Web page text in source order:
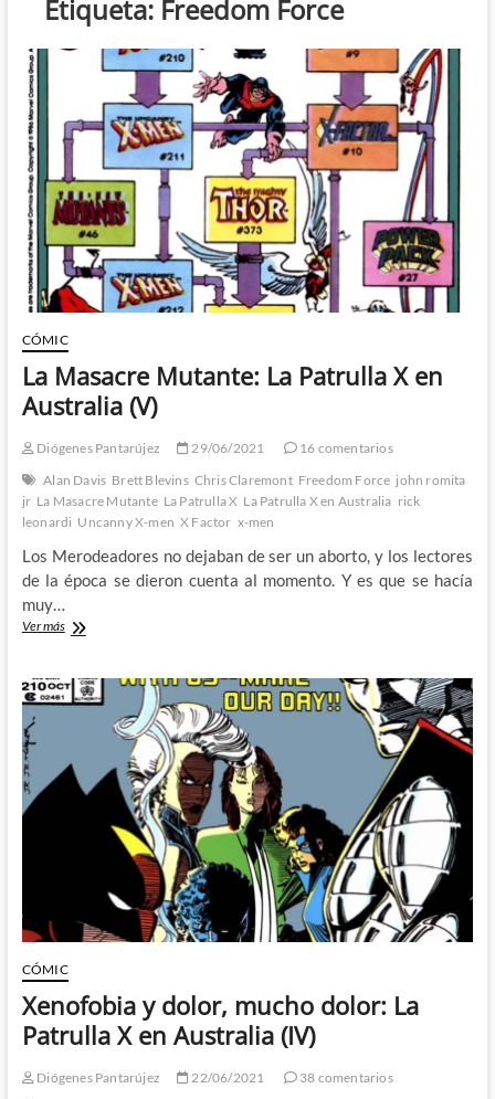
Etiqueta: Freedom Force
CÓMIC
La Masacre Mutante: La Patrulla X en
Australia (V)
Diógenes Pantarújez 29/06/2021
16 comentarios
Alan Davis Brett Blevins Chris Claremont Freedom Force john romita
jr La Masacre Mutante La Patrulla X La Patrulla X en Australia rick
leonardi Uncanny X-men X Factor x-men
Los Merodeadores no dejaban de ser un aborto, y los lectores
de la época se dieron cuenta al momento. Y es que se hacía
muy…
Ver másLa
La
Patrulla
Australia
(V)
CÓMIC
Xenofobia y dolor, mucho dolor: La
Patrulla X en Australia (IV)
Diógenes Pantarújez 22/06/2021
38 comentarios